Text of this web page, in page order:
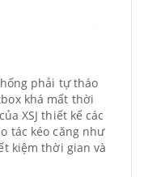
phải tự tháo
khá mất thời
XSJ thiết kế các
tác kéo căng như
kiệm thời gian và